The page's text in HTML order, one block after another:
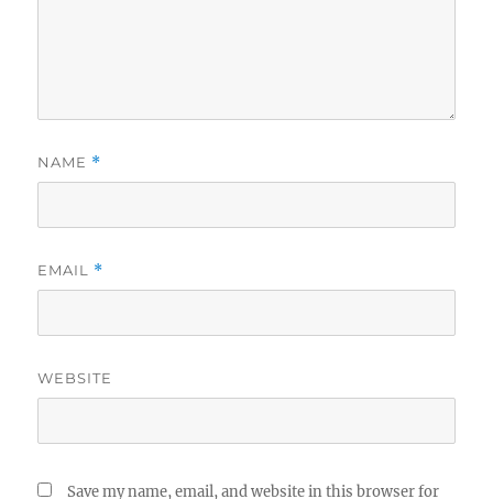
NAME *
EMAIL *
WEBSITE
Save my name, email, and website in this browser for